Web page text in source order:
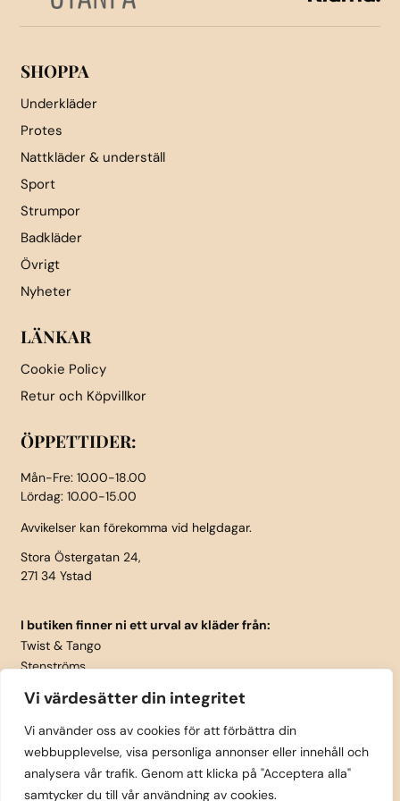
Vi värdesätter din integritet
Vi använder oss av cookies för att förbättra din
webbupplevelse, visa personliga annonser eller innehåll och
analysera vår trafik. Genom att klicka på "Acceptera alla"
samtycker du till vår användning av cookies.
SHOPPA
Underkläder
Protes
Nattkläder & underställ
Sport
Strumpor
Badkläder
Övrigt
Nyheter
LÄNKAR
Cookie Policy
Retur och Köpvillkor
ÖPPETTIDER:
Mån-Fre: 10.00-18.00
Lördag: 10.00-15.00
Avvikelser kan förekomma vid helgdagar.
Stora Östergatan 24,
271 34 Ystad
I butiken finner ni ett urval av kläder från:
Twist & Tango
Stenströms
Isay
LauRie
Rosemunde
Skärp från Vanzetti